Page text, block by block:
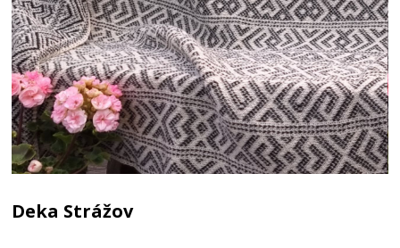
Deka Strážov